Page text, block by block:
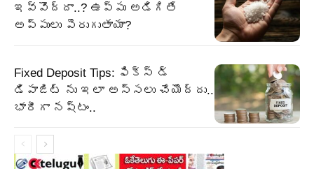
ఇవ్వొద్దా..? ఉప్పు అడిగితే
అప్పులు పెరుగుతాయా?
Fixed Deposit Tips: ఫిక్స్ డ్
డిపాజిట్ ను ఇలా అస్సలు చేయొద్దు..
భారీగా నష్టం..